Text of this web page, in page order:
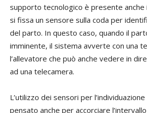
supporto tecnologico è presente anche
si fissa un sensore sulla coda per
del parto. In questo caso, quando il
imminente, il sistema avverte con una
l’allevatore che può anche vedere in
ad una telecamera.
L’utilizzo dei sensori per
pensato anche per accorciare